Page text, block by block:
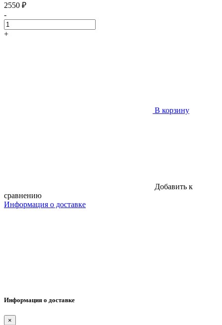
2550 ₽
-
+
В корзину
Добавить к
сравнению
Информация о доставке
Информация о доставке
×